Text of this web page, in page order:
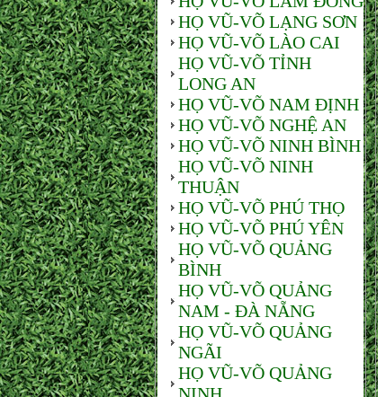
HỌ VŨ-VÕ LẠNG SƠN
HỌ VŨ-VÕ LÀO CAI
HỌ VŨ-VÕ TỈNH
LONG AN
HỌ VŨ-VÕ NAM ĐỊNH
HỌ VŨ-VÕ NGHỆ AN
HỌ VŨ-VÕ NINH BÌNH
HỌ VŨ-VÕ NINH
THUẬN
HỌ VŨ-VÕ PHÚ THỌ
HỌ VŨ-VÕ PHÚ YÊN
HỌ VŨ-VÕ QUẢNG
BÌNH
HỌ VŨ-VÕ QUẢNG
NAM - ĐÀ NẴNG
HỌ VŨ-VÕ QUẢNG
NGÃI
HỌ VŨ-VÕ QUẢNG